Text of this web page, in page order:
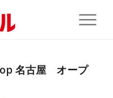
名古屋 オープ